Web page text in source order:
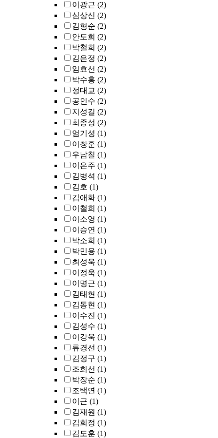
이광근 (2)
심상신 (2)
김형순 (2)
안도희 (2)
박철희 (2)
김은정 (2)
임효선 (2)
박수홍 (2)
정대교 (2)
공인수 (2)
지성길 (2)
최종성 (2)
엄기성 (1)
이창훈 (1)
우남칠 (1)
이은주 (1)
김병석 (1)
김호 (1)
김애화 (1)
이철희 (1)
이소영 (1)
이승연 (1)
박소희 (1)
박민용 (1)
최성욱 (1)
이정욱 (1)
이명근 (1)
김태현 (1)
김동현 (1)
이수진 (1)
김성수 (1)
이강욱 (1)
류경선 (1)
김정구 (1)
조희선 (1)
박장순 (1)
조택연 (1)
이근 (1)
김재원 (1)
김희정 (1)
김도훈 (1)